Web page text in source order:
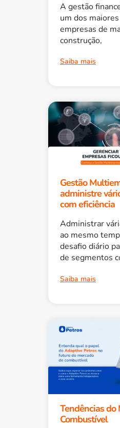
A gestão
um dos
empresas de
construção,
Saiba mais
Gestão
administre
com eficiência
Administrar
ao mesmo
desafio diário
de segmentos
Saiba mais
Tendências do
Combustível